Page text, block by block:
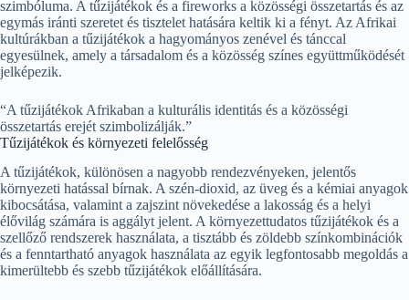
szimbóluma. A tűzijátékok és a fireworks a közösségi összetartás és az
egymás iránti szeretet és tisztelet hatására keltik ki a fényt. Az Afrikai
kultúrákban a tűzijátékok a hagyományos zenével és tánccal
egyesülnek, amely a társadalom és a közösség színes együttműködését
jelképezik.
“A tűzijátékok Afrikaban a kulturális identitás és a közösségi
összetartás erejét szimbolizálják.”
Tűzijátékok és környezeti felelősség
A tűzijátékok, különösen a nagyobb rendezvényeken, jelentős
környezeti hatással bírnak. A szén-dioxid, az üveg és a kémiai anyagok
kibocsátása, valamint a zajszint növekedése a lakosság és a helyi
élővilág számára is aggályt jelent. A környezettudatos tűzijátékok és a
szellőző rendszerek használata, a tisztább és zöldebb színkombinációk
és a fenntartható anyagok használata az egyik legfontosabb megoldás a
kimerültebb és szebb tűzijátékok előállítására.